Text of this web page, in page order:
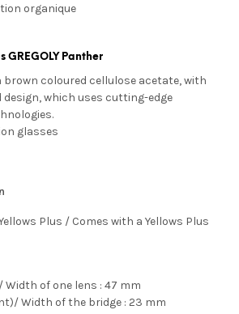
organique
GREGOLY Panther
brown coloured cellulose acetate, with
design, which uses cutting-edge
glasses
Plus / Comes with a Yellows Plus
Width of one lens : 47 mm
Width of the bridge : 23 mm